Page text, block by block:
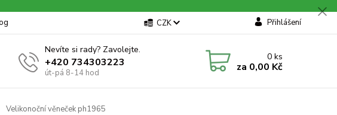
CZK Přihlášení
Nevíte si rady? Zavolejte.
+420 734303223
út-pá 8-14 hod
0ks
za 0,00 Kč
Velikonoční věneček ph1965